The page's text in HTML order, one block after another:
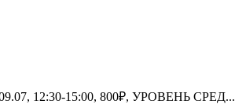
12:30-15:00, 800₽, УРОВЕНЬ СРЕД...